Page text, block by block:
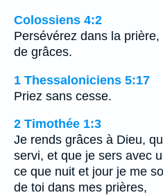
Colossiens 4:2
Persévérez dans la
de grâces.
1 Thessaloniciens 5:17
Priez sans cesse.
2 Timothée 1:3
Je rends grâces à Dieu,
servi, et que je sers avec
ce que nuit et jour je me
de toi dans mes prières,